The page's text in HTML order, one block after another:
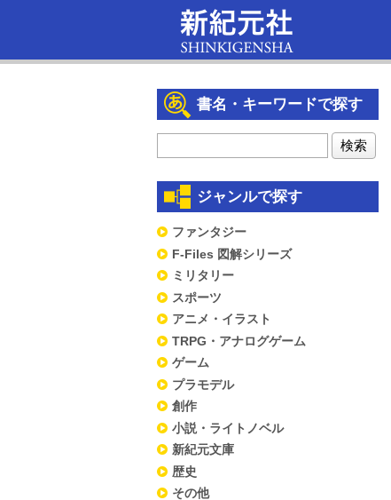
書名・キーワードで探す
ジャンルで探す
ファンタジー
F-Files 図解シリーズ
ミリタリー
スポーツ
アニメ・イラスト
TRPG・アナログゲーム
ゲーム
プラモデル
創作
小説・ライトノベル
新紀元文庫
歴史
その他